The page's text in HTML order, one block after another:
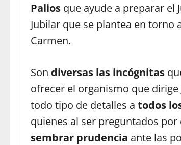
Palios que ayude a preparar el
Jubilar que se plantea en torno
Carmen.
Son diversas las incógnitas
ofrecer el organismo que
todo tipo de detalles a todos
quienes al ser preguntados
sembrar prudencia ante las